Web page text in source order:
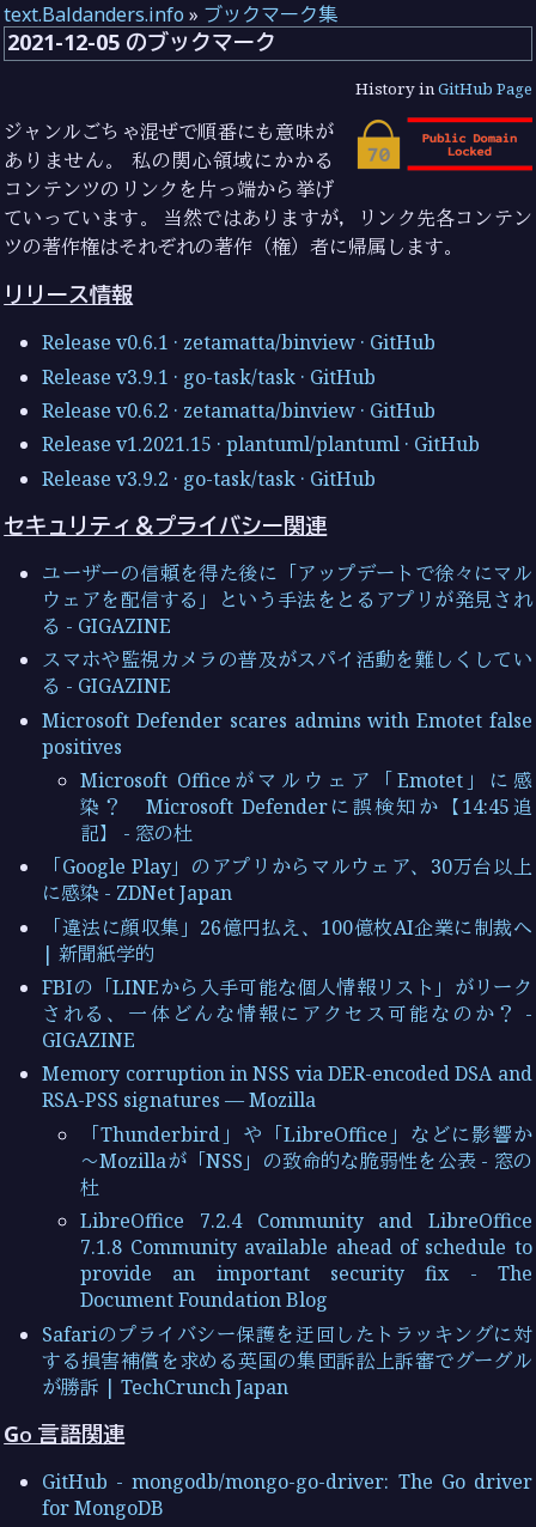
text.Baldanders.info » ブックマーク集
2021-12-05 のブックマーク
History inGitHub Page
ジャンルごちゃ混ぜで順番にも意味が
ありません。 私の関心領域にかかる
コンテンツのリンクを片っ端から挙げ
ていっています。 当然ではありますが，リンク先各コンテン
ツの著作権はそれぞれの著作（権）者に帰属します。
リリース情報
Release v0.6.1 · zetamatta/binview · GitHub
Release v3.9.1 · go-task/task · GitHub
Release v0.6.2 · zetamatta/binview · GitHub
Release v1.2021.15 · plantuml/plantuml · GitHub
Release v3.9.2 · go-task/task · GitHub
セキュリティ＆プライバシー関連
ユーザーの信頼を得た後に「アップデートで徐々にマル
ウェアを配信する」という手法をとるアプリが発見され
る - GIGAZINE
スマホや監視カメラの普及がスパイ活動を難しくしてい
る - GIGAZINE
Microsoft Defender scares admins with Emotet false
positives
Microsoft Officeがマルウェア「Emotet」に感
染？ Microsoft Defenderに誤検知か【14:45追
記】 - 窓の杜
「Google Play」のアプリからマルウェア、30万台以上
に感染 - ZDNet Japan
「違法に顔収集」26億円払え、100億枚AI企業に制裁へ
| 新聞紙学的
FBIの「LINEから入手可能な個人情報リスト」がリーク
される、一体どんな情報にアクセス可能なのか？ -
GIGAZINE
Memory corruption in NSS via DER-encoded DSA and
RSA-PSS signatures — Mozilla
「Thunderbird」や「LibreOffice」などに影響か
～Mozillaが「NSS」の致命的な脆弱性を公表 - 窓の
杜
LibreOffice 7.2.4 Community and LibreOffice
7.1.8 Community available ahead of schedule to
provide an important security fix - The
Document Foundation Blog
Safariのプライバシー保護を迂回したトラッキングに対
する損害補償を求める英国の集団訴訟上訴審でグーグル
が勝訴 | TechCrunch Japan
Go 言語関連
GitHub - mongodb/mongo-go-driver: The Go driver
for MongoDB